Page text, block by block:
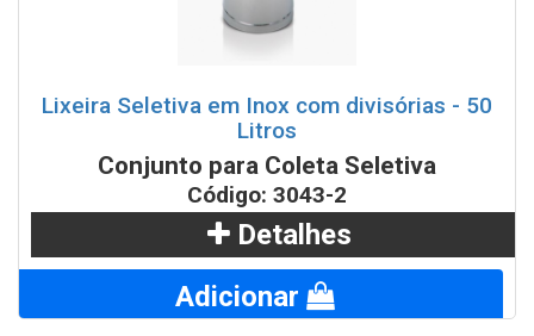
Lixeira Seletiva em Inox com divisórias - 50
Litros
Conjunto para Coleta Seletiva
Código: 3043-2
Detalhes
Adicionar